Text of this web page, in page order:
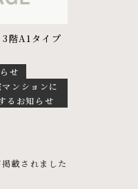
3階A1タイプ
せ
ンションに
るお知らせ
載されました